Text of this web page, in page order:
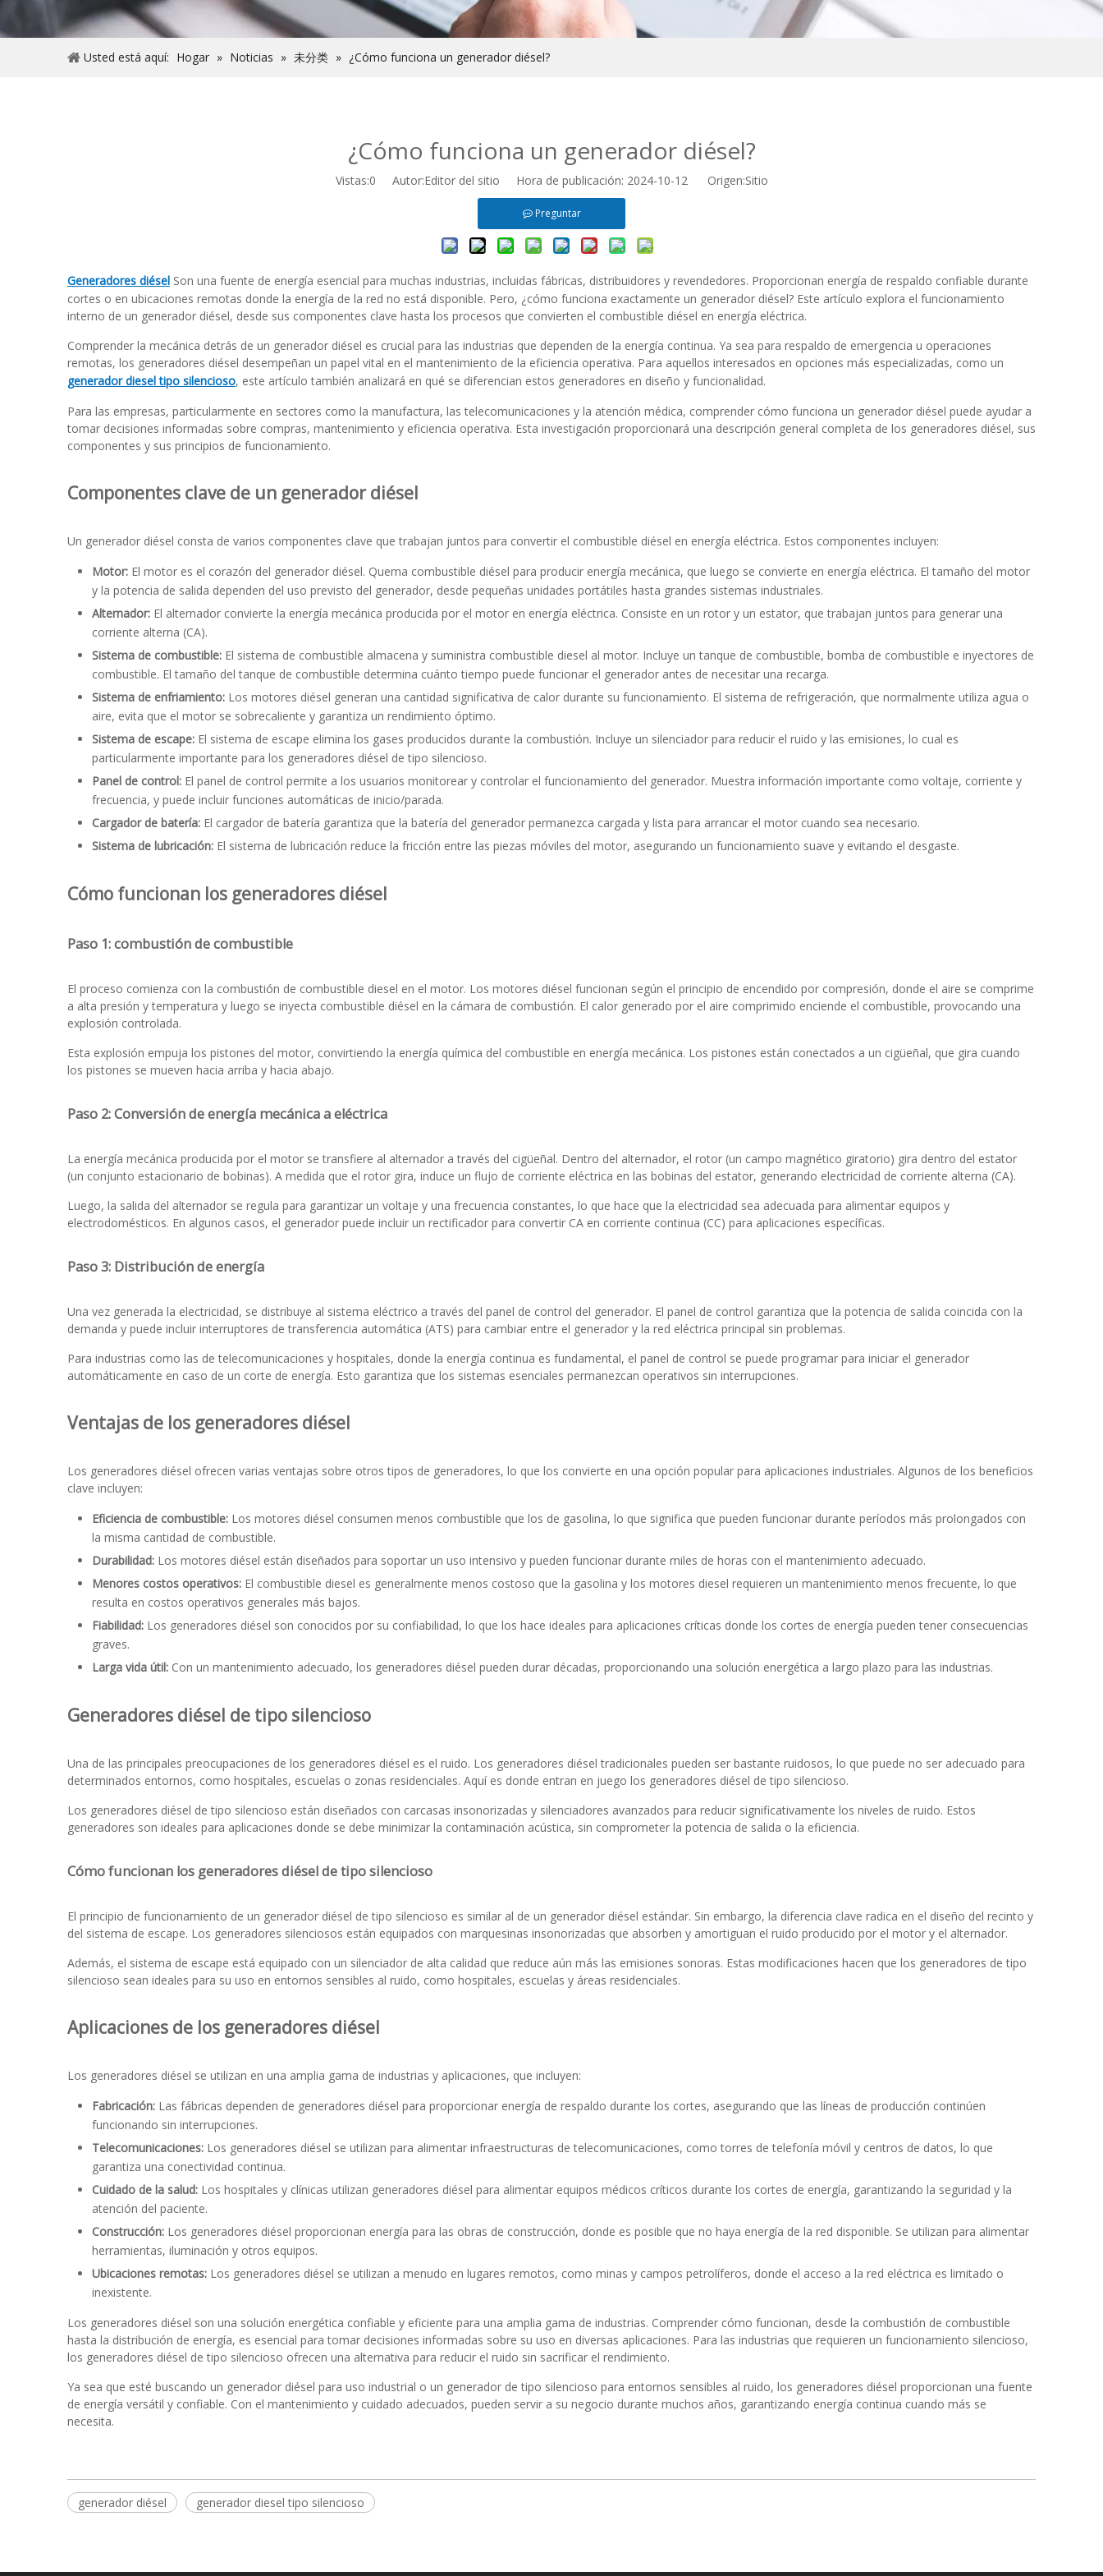
Usted está aquí: Hogar » Noticias » 未分类 » ¿Cómo funciona un generador diésel?
¿Cómo funciona un generador diésel?
Vistas:0 Autor:Editor del sitio Hora de publicación: 2024-10-12 Origen:Sitio
Preguntar
Generadores diésel Son una fuente de energía esencial para muchas industrias, incluidas fábricas, distribuidores y revendedores. Proporcionan energía de respaldo confiable durante
cortes o en ubicaciones remotas donde la energía de la red no está disponible. Pero, ¿cómo funciona exactamente un generador diésel? Este artículo explora el funcionamiento
interno de un generador diésel, desde sus componentes clave hasta los procesos que convierten el combustible diésel en energía eléctrica.
Comprender la mecánica detrás de un generador diésel es crucial para las industrias que dependen de la energía continua. Ya sea para respaldo de emergencia u operaciones
remotas, los generadores diésel desempeñan un papel vital en el mantenimiento de la eficiencia operativa. Para aquellos interesados ​​en opciones más especializadas, como un
generador diesel tipo silencioso, este artículo también analizará en qué se diferencian estos generadores en diseño y funcionalidad.
Para las empresas, particularmente en sectores como la manufactura, las telecomunicaciones y la atención médica, comprender cómo funciona un generador diésel puede ayudar a
tomar decisiones informadas sobre compras, mantenimiento y eficiencia operativa. Esta investigación proporcionará una descripción general completa de los generadores diésel, sus
componentes y sus principios de funcionamiento.
Componentes clave de un generador diésel
Un generador diésel consta de varios componentes clave que trabajan juntos para convertir el combustible diésel en energía eléctrica. Estos componentes incluyen:
Motor: El motor es el corazón del generador diésel. Quema combustible diésel para producir energía mecánica, que luego se convierte en energía eléctrica. El tamaño del motor
y la potencia de salida dependen del uso previsto del generador, desde pequeñas unidades portátiles hasta grandes sistemas industriales.
Alternador: El alternador convierte la energía mecánica producida por el motor en energía eléctrica. Consiste en un rotor y un estator, que trabajan juntos para generar una
corriente alterna (CA).
Sistema de combustible: El sistema de combustible almacena y suministra combustible diesel al motor. Incluye un tanque de combustible, bomba de combustible e inyectores de
combustible. El tamaño del tanque de combustible determina cuánto tiempo puede funcionar el generador antes de necesitar una recarga.
Sistema de enfriamiento: Los motores diésel generan una cantidad significativa de calor durante su funcionamiento. El sistema de refrigeración, que normalmente utiliza agua o
aire, evita que el motor se sobrecaliente y garantiza un rendimiento óptimo.
Sistema de escape: El sistema de escape elimina los gases producidos durante la combustión. Incluye un silenciador para reducir el ruido y las emisiones, lo cual es
particularmente importante para los generadores diésel de tipo silencioso.
Panel de control: El panel de control permite a los usuarios monitorear y controlar el funcionamiento del generador. Muestra información importante como voltaje, corriente y
frecuencia, y puede incluir funciones automáticas de inicio/parada.
Cargador de batería: El cargador de batería garantiza que la batería del generador permanezca cargada y lista para arrancar el motor cuando sea necesario.
Sistema de lubricación: El sistema de lubricación reduce la fricción entre las piezas móviles del motor, asegurando un funcionamiento suave y evitando el desgaste.
Cómo funcionan los generadores diésel
Paso 1: combustión de combustible
El proceso comienza con la combustión de combustible diesel en el motor. Los motores diésel funcionan según el principio de encendido por compresión, donde el aire se comprime
a alta presión y temperatura y luego se inyecta combustible diésel en la cámara de combustión. El calor generado por el aire comprimido enciende el combustible, provocando una
explosión controlada.
Esta explosión empuja los pistones del motor, convirtiendo la energía química del combustible en energía mecánica. Los pistones están conectados a un cigüeñal, que gira cuando
los pistones se mueven hacia arriba y hacia abajo.
Paso 2: Conversión de energía mecánica a eléctrica
La energía mecánica producida por el motor se transfiere al alternador a través del cigüeñal. Dentro del alternador, el rotor (un campo magnético giratorio) gira dentro del estator
(un conjunto estacionario de bobinas). A medida que el rotor gira, induce un flujo de corriente eléctrica en las bobinas del estator, generando electricidad de corriente alterna (CA).
Luego, la salida del alternador se regula para garantizar un voltaje y una frecuencia constantes, lo que hace que la electricidad sea adecuada para alimentar equipos y
electrodomésticos. En algunos casos, el generador puede incluir un rectificador para convertir CA en corriente continua (CC) para aplicaciones específicas.
Paso 3: Distribución de energía
Una vez generada la electricidad, se distribuye al sistema eléctrico a través del panel de control del generador. El panel de control garantiza que la potencia de salida coincida con la
demanda y puede incluir interruptores de transferencia automática (ATS) para cambiar entre el generador y la red eléctrica principal sin problemas.
Para industrias como las de telecomunicaciones y hospitales, donde la energía continua es fundamental, el panel de control se puede programar para iniciar el generador
automáticamente en caso de un corte de energía. Esto garantiza que los sistemas esenciales permanezcan operativos sin interrupciones.
Ventajas de los generadores diésel
Los generadores diésel ofrecen varias ventajas sobre otros tipos de generadores, lo que los convierte en una opción popular para aplicaciones industriales. Algunos de los beneficios
clave incluyen:
Eficiencia de combustible: Los motores diésel consumen menos combustible que los de gasolina, lo que significa que pueden funcionar durante períodos más prolongados con
la misma cantidad de combustible.
Durabilidad: Los motores diésel están diseñados para soportar un uso intensivo y pueden funcionar durante miles de horas con el mantenimiento adecuado.
Menores costos operativos: El combustible diesel es generalmente menos costoso que la gasolina y los motores diesel requieren un mantenimiento menos frecuente, lo que
resulta en costos operativos generales más bajos.
Fiabilidad: Los generadores diésel son conocidos por su confiabilidad, lo que los hace ideales para aplicaciones críticas donde los cortes de energía pueden tener consecuencias
graves.
Larga vida útil: Con un mantenimiento adecuado, los generadores diésel pueden durar décadas, proporcionando una solución energética a largo plazo para las industrias.
Generadores diésel de tipo silencioso
Una de las principales preocupaciones de los generadores diésel es el ruido. Los generadores diésel tradicionales pueden ser bastante ruidosos, lo que puede no ser adecuado para
determinados entornos, como hospitales, escuelas o zonas residenciales. Aquí es donde entran en juego los generadores diésel de tipo silencioso.
Los generadores diésel de tipo silencioso están diseñados con carcasas insonorizadas y silenciadores avanzados para reducir significativamente los niveles de ruido. Estos
generadores son ideales para aplicaciones donde se debe minimizar la contaminación acústica, sin comprometer la potencia de salida o la eficiencia.
Cómo funcionan los generadores diésel de tipo silencioso
El principio de funcionamiento de un generador diésel de tipo silencioso es similar al de un generador diésel estándar. Sin embargo, la diferencia clave radica en el diseño del recinto y
del sistema de escape. Los generadores silenciosos están equipados con marquesinas insonorizadas que absorben y amortiguan el ruido producido por el motor y el alternador.
Además, el sistema de escape está equipado con un silenciador de alta calidad que reduce aún más las emisiones sonoras. Estas modificaciones hacen que los generadores de tipo
silencioso sean ideales para su uso en entornos sensibles al ruido, como hospitales, escuelas y áreas residenciales.
Aplicaciones de los generadores diésel
Los generadores diésel se utilizan en una amplia gama de industrias y aplicaciones, que incluyen:
Fabricación: Las fábricas dependen de generadores diésel para proporcionar energía de respaldo durante los cortes, asegurando que las líneas de producción continúen
funcionando sin interrupciones.
Telecomunicaciones: Los generadores diésel se utilizan para alimentar infraestructuras de telecomunicaciones, como torres de telefonía móvil y centros de datos, lo que
garantiza una conectividad continua.
Cuidado de la salud: Los hospitales y clínicas utilizan generadores diésel para alimentar equipos médicos críticos durante los cortes de energía, garantizando la seguridad y la
atención del paciente.
Construcción: Los generadores diésel proporcionan energía para las obras de construcción, donde es posible que no haya energía de la red disponible. Se utilizan para alimentar
herramientas, iluminación y otros equipos.
Ubicaciones remotas: Los generadores diésel se utilizan a menudo en lugares remotos, como minas y campos petrolíferos, donde el acceso a la red eléctrica es limitado o
inexistente.
Los generadores diésel son una solución energética confiable y eficiente para una amplia gama de industrias. Comprender cómo funcionan, desde la combustión de combustible
hasta la distribución de energía, es esencial para tomar decisiones informadas sobre su uso en diversas aplicaciones. Para las industrias que requieren un funcionamiento silencioso,
los generadores diésel de tipo silencioso ofrecen una alternativa para reducir el ruido sin sacrificar el rendimiento.
Ya sea que esté buscando un generador diésel para uso industrial o un generador de tipo silencioso para entornos sensibles al ruido, los generadores diésel proporcionan una fuente
de energía versátil y confiable. Con el mantenimiento y cuidado adecuados, pueden servir a su negocio durante muchos años, garantizando energía continua cuando más se
necesita.
generador diésel generador diesel tipo silencioso